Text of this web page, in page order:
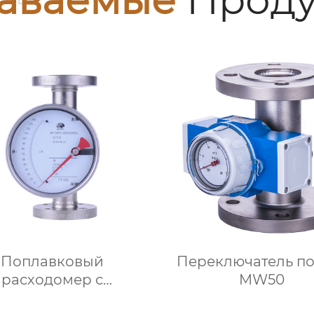
Поплавковый
расходомер с
Переключатель
MW50